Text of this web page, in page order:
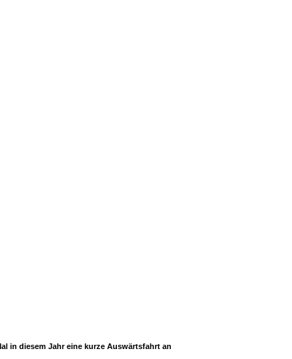
in diesem Jahr eine kurze Auswärtsfahrt an